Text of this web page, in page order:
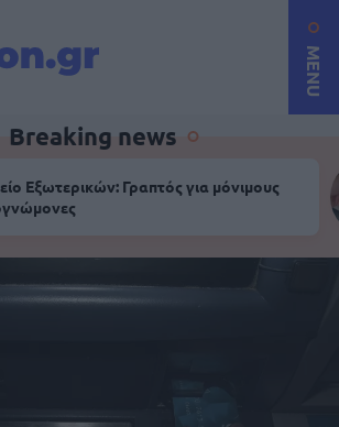
MENU
Breaking news
Εξωτερικών: Γραπτός για μόνιμους